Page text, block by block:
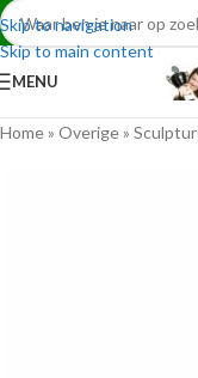
Skip to navigation
Skip to main content
MENU
Home» Overige»